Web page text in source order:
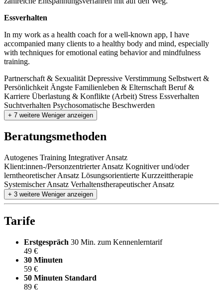
Essverhalten
In my work as a health coach for a well-known app, I have
accompanied many clients to a healthy body and mind, especially
with techniques for emotional eating behavior and mindfulness
training.
Partnerschaft & Sexualität Depressive Verstimmung Selbstwert &
Persönlichkeit Ängste Familienleben & Elternschaft Beruf &
Karriere Überlastung & Konflikte (Arbeit) Stress Essverhalten
Suchtverhalten Psychosomatische Beschwerden
+ 7 weitere Weniger anzeigen
Beratungsmethoden
Autogenes Training Integrativer Ansatz
Klient:innen-/Personzentrierter Ansatz Kognitiver und/oder
lerntheoretischer Ansatz Lösungsorientierte Kurzzeittherapie
Systemischer Ansatz Verhaltenstherapeutischer Ansatz
+ 3 weitere Weniger anzeigen
Tarife
Erstgespräch 30 Min. zum Kennenlerntarif
49 €
30 Minuten
59 €
50 Minuten Standard
89 €